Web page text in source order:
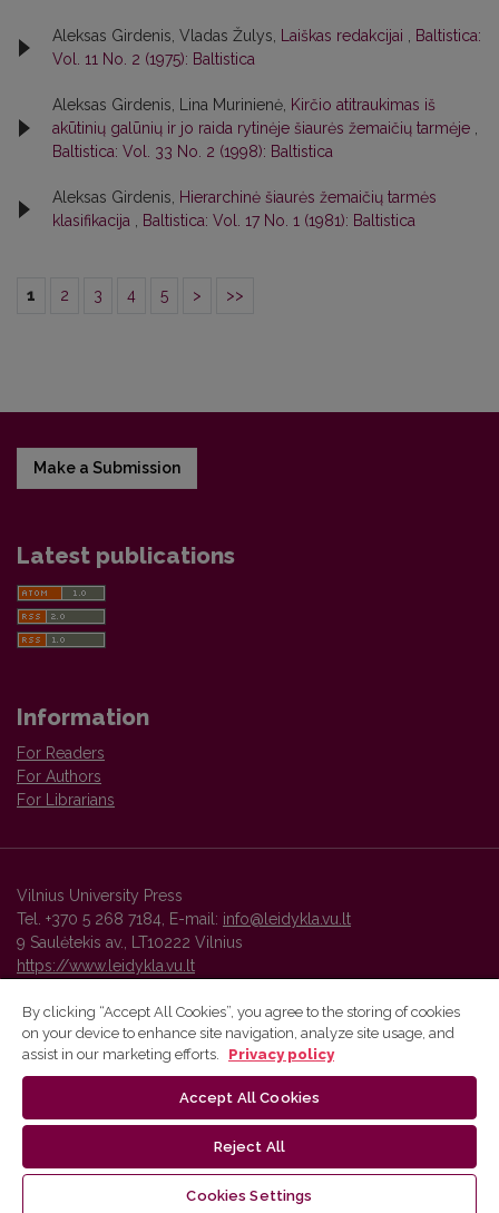
Aleksas Girdenis, Vladas Žulys, Laiškas redakcijai
Baltistica:
Vol. 11 No. 2 (1975): Baltistica
Aleksas Girdenis, Lina Murinienė, Kirčio atitraukimas iš
akūtinių galūnių ir jo raida rytinėje šiaurės žemaičių tarmėje
Baltistica: Vol. 33 No. 2 (1998): Baltistica
Aleksas Girdenis,
Hierarchinė šiaurės žemaičių tarmės
klasifikacija
Baltistica: Vol. 17 No. 1 (1981): Baltistica
1 2 3 4 5 > >>
Make a Submission
Latest publications
Information
For Readers
For Authors
For Librarians
Vilnius University Press
Tel. +370 5 268 7184, E-mail: info@leidykla.vu.lt
9 Saulėtekis av., LT10222 Vilnius
https://www.leidykla.vu.lt
Vilnius University Press platform and metadata are distributed by
By clicking “Accept All Cookies”, you agree to the storing of cookies
on your device to enhance site navigation, analyze site usage, and
assist in our marketing efforts.
Privacy policy
Accept All Cookies
Reject All
Cookies Settings